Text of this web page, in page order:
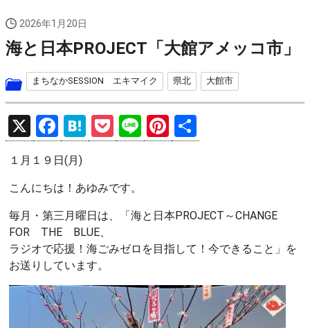
2026年1月20日
海と日本PROJECT「大館アメッコ市」
まちなかSESSION エキマイク 県北 大館市
X
F
a
ce
b
o
o
k
H
at
n
a
P
o
et
Li
n
Pi
nt
t
有
１月１９日(月)
こんにちは！あゆみです。
毎月・第三月曜日は、「海と日本PROJECT～CHANGE
FOR THE BLUE、
ラジオで応援！海ごみゼロを目指して！今できること」を
お送りしています。